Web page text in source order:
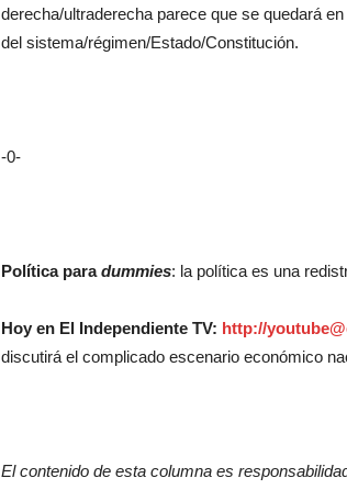
derecha/ultraderecha parece que se quedará
del sistema/régimen/Estado/Constitución.
-0-
Política paradummies: la política es una
Hoy en El Independiente TV: http://
discutirá el complicado escenario económico
El contenido de esta columna es